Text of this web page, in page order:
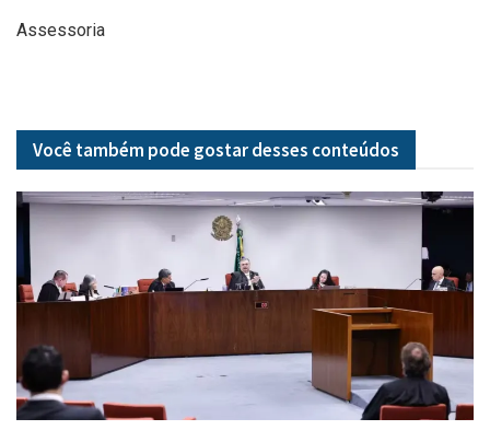
Assessoria
Você também pode gostar desses conteúdos